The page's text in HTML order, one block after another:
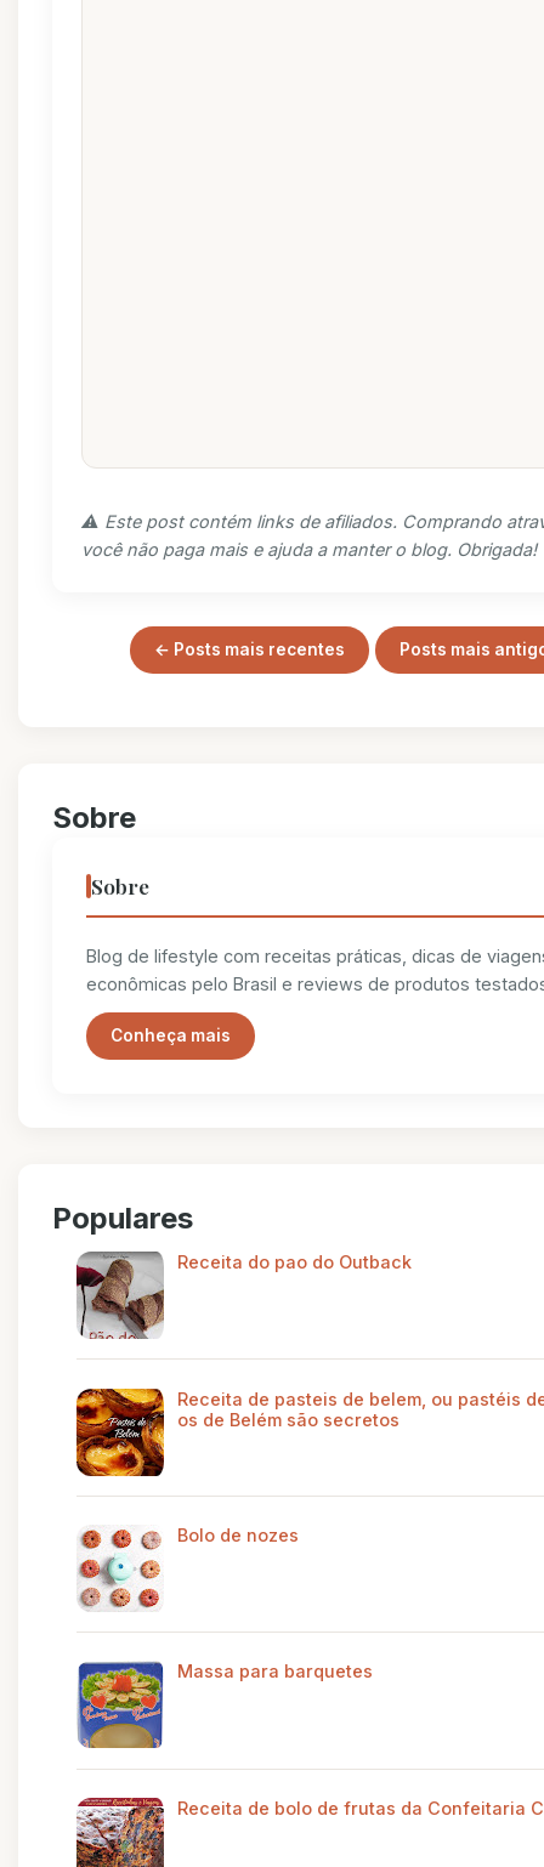
⚠️ Este post contém links de afiliados. Comprando
você não paga mais e ajuda a manter o blog. Obrigada!
← Posts mais recentes Posts mais
Sobre
Sobre
Blog de lifestyle com receitas práticas, dicas de
econômicas pelo Brasil e reviews de produtos
Conheça mais
Populares
Receita do pao do Outback
Receita de pasteis de belem, ou pastéis
os de Belém são secretos
Bolo de nozes
Massa para barquetes
Receita de bolo de frutas da Confeitaria